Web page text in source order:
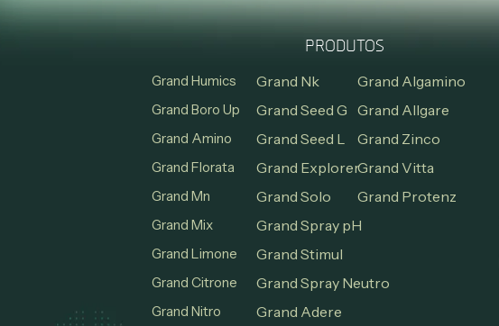
PRODUTOS
Grand Humics
Grand Boro Up
Grand Amino
Grand Florata
Grand Mn
Grand Mix
Grand Limone
Grand Citrone
Grand Nitro
Grand Nk
Grand Seed G
Grand Seed L
Grand Explorer
Grand Solo
Grand Spray pH
Grand Stimul
Grand Spray Neutro
Grand Adere
Grand Algamino
Grand Allgare
Grand Zinco
Grand Vitta
Grand Protenz